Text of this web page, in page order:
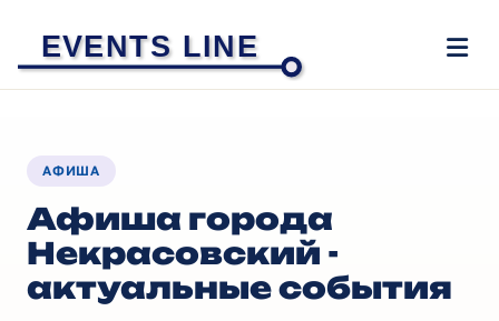
EVENTS LINE
АФИША
Афиша города
Некрасовский -
актуальные события